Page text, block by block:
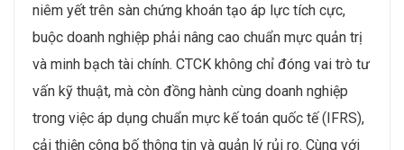
niêm yết trên sàn chứng khoán tạo áp lực tích cực,
buộc doanh nghiệp phải nâng cao chuẩn mực quản trị
và minh bạch tài chính. CTCK không chỉ đóng vai trò tư
vấn kỹ thuật, mà còn đồng hành cùng doanh nghiệp
trong việc áp dụng chuẩn mực kế toán quốc tế (IFRS),
cải thiện công bố thông tin và quản lý rủi ro. Cùng với